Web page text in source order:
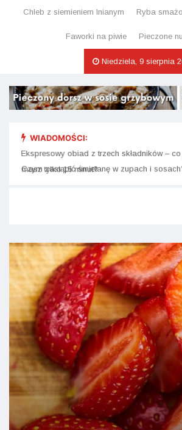
Chleb z siemieniem lnianym Ryba
Faworki na piwie Pieczone
Niedziela, 9 sierpnia
WIADOMOŚCI:
Ekspresowy obiad z trzech składników –
masz tylko 15 minut?